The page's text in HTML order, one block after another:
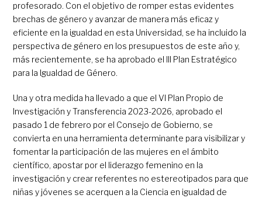
profesorado. Con el objetivo de romper estas evidentes
brechas de género y avanzar de manera más eficaz y
eficiente en la igualdad en esta Universidad, se ha incluido la
perspectiva de género en los presupuestos de este año y,
más recientemente, se ha aprobado el III Plan Estratégico
para la Igualdad de Género.
Una y otra medida ha llevado a que el VI Plan Propio de
Investigación y Transferencia 2023-2026, aprobado el
pasado 1 de febrero por el Consejo de Gobierno, se
convierta en una herramienta determinante para visibilizar y
fomentar la participación de las mujeres en el ámbito
científico, apostar por el liderazgo femenino en la
investigación y crear referentes no estereotipados para que
niñas y jóvenes se acerquen a la Ciencia en igualdad de